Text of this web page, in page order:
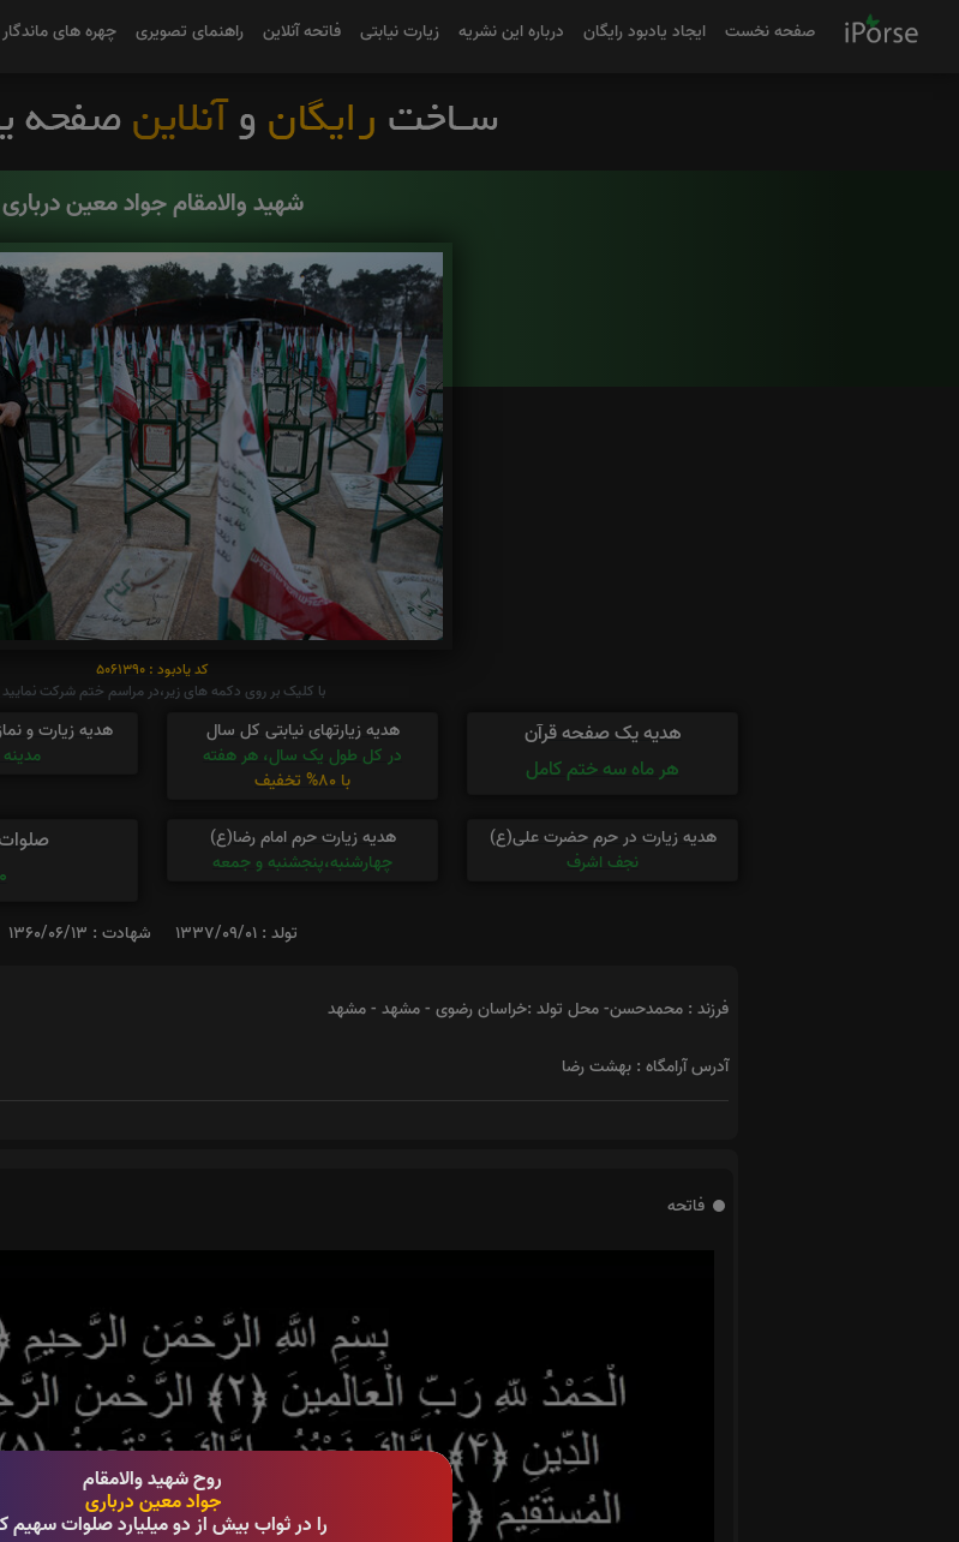
صفحه نخست ایجاد یادبود رایگان درباره این نشریه زیارت نیابتی فاتحه آنلاین راهنمای تصویری چهره های ماندگار
روح شهید والامقام
جواد معین درباری
را در ثواب بیش از دو میلیارد صلوات سهیم
شهید والامقام جواد معین درباری
کد یادبود : 5061390
با کلیک بر روی دکمه های زیر،در مراسم ختم شرکت نمایید p:0
هدیه یک صفحه قرآن
هر ماه سه ختم کامل
هدیه زیارتهای نیابتی کل سال
در کل طول یک سال، هر هفته
با 80% تخفیف
هدیه زیارت و
هدیه زیارت در حرم حضرت علی(ع)
نجف اشرف
هدیه زیارت حرم امام رضا(ع)
چهارشنبه،پنجشنبه و جمعه
0
تولد : 1337/09/01 شهادت : 1360/06/13
فرزند : محمدحسن- محل تولد :خراسان رضوی - مشهد - مشهد
آدرس آرامگاه : بهشت رضا
فاتحه